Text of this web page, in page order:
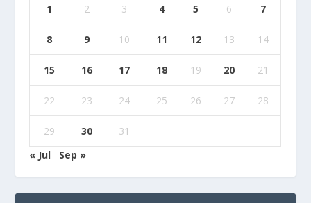
1 2 3 4 5 6 7
8 9 10 11 12 13 14
15 16 17 18 19 20 21
22 23 24 25 26 27 28
29 30
31
« Jul
Sep »